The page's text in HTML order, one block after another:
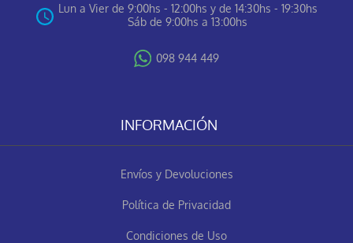
Lun a Vier de 9:00hs - 12:00hs y de 14:30hs - 19:30hs
Sáb de 9:00hs a 13:00hs
098 944 449
INFORMACIÓN
Envíos y Devoluciones
Política de Privacidad
Condiciones de Uso